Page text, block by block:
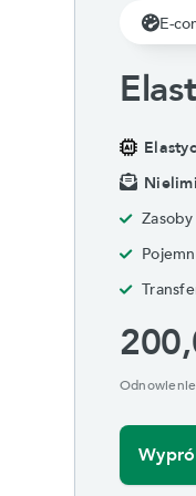
E-
Zasoby